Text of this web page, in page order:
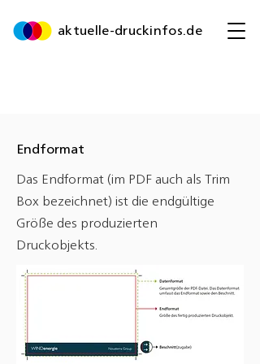
aktuelle-druckinfos.de
Endformat
Das Endformat (im PDF auch als Trim
Box bezeichnet) ist die endgültige
Größe des produzierten
Druckobjekts.